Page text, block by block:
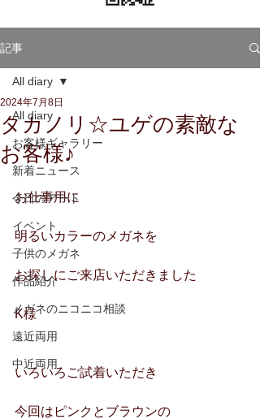
記事
All diary
お客様ギャラリー
新着ニュース
今日のアート
イベント
子供のメガネ
作品紹介
メガネのニコニコ相談
遠近両用
中近両用
All diary
タカノリ☆ユゲの素敵な
お客様♪
2024年7月8日
お仕事用に
明るいカラーのメガネを
お探しにご来店いただきました
K様
いろいろご試着いただき
今回はピンクとブラウンの